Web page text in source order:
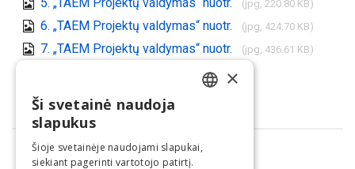
5. „TAEM Projektų valdymas“ nuotr. (jpg, 220.80 KB)
6. „TAEM Projektų valdymas“ nuotr. (jpg, 424.70 KB)
7. „TAEM Projektų valdymas“ nuotr. (jpg, 436.61 KB)
Dalintis
×
Ši svetainė naudoja
slapukus
Šioje svetainėje naudojami slapukai,
siekiant pagerinti vartotojo patirtį.